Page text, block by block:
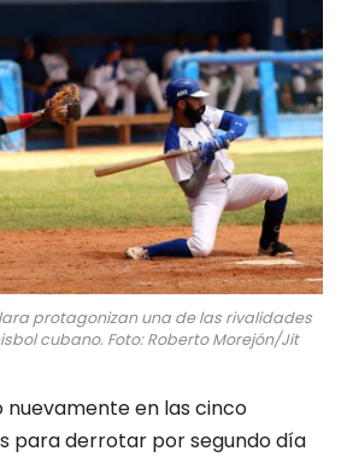
protagonizan una de las rivalidades
cubano. Foto: Roberto Morejón/Jit
nuevamente en las cinco
para derrotar por segundo día